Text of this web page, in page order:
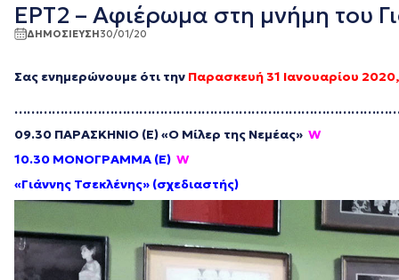
ΕΡΤ2 – Αφιέρωμα στη μνήμη του
ΔΗΜΟΣΙΕΥΣΗ30/01/20
Σας ενημερώνουμε ότι την Παρασκευή 31 Ιανουαρίου 2020,
09.30 ΠΑΡΑΣΚΗΝΙΟ (Ε) «Ο Μίλερ της Νεμέας» W
10.30 ΜΟΝΟΓΡΑΜΜΑ (Ε) W
«Γιάννης Τσεκλένης» (σχεδιαστής)